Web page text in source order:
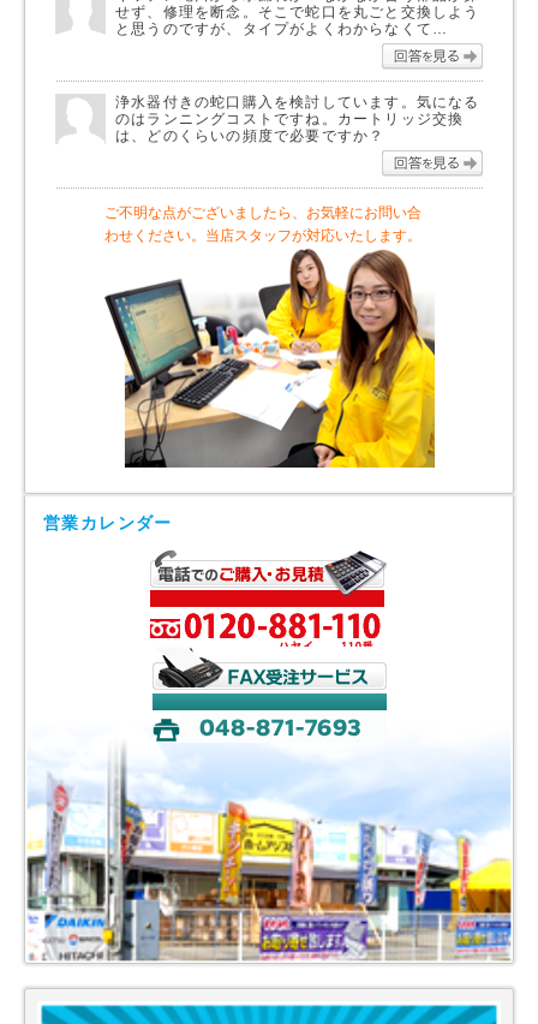
せず、修理を断念。そこで蛇口を丸ごと交換しよう
と思うのですが、タイプがよくわからなくて…
浄水器付きの蛇口購入を検討しています。気になる
のはランニングコストですね。カートリッジ交換
は、どのくらいの頻度で必要ですか？
ご不明な点がございましたら、お気軽にお問い合
わせください。当店スタッフが対応いたします。
営業カレンダー